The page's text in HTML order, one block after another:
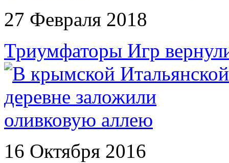
27 Февраля 2018
Триумфаторы Игр
16 Октября 2016